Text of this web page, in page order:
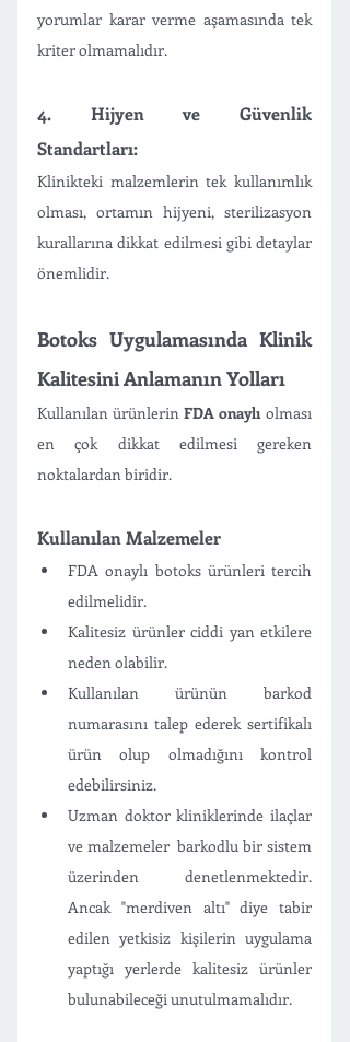
yorumlar karar verme aşamasında tek
kriter olmamalıdır.
4. Hijyen ve Güvenlik
Standartları:
Klinikteki malzemlerin tek kullanımlık
olması, ortamın hijyeni, sterilizasyon
kurallarına dikkat edilmesi gibi detaylar
önemlidir.
Botoks Uygulamasında Klinik
Kalitesini Anlamanın Yolları
Kullanılan ürünlerin FDA onaylı olması
en çok dikkat edilmesi gereken
noktalardan biridir.
Kullanılan Malzemeler
FDA onaylı botoks ürünleri tercih
edilmelidir.
Kalitesiz ürünler ciddi yan etkilere
neden olabilir.
Kullanılan ürünün barkod
numarasını talep ederek sertifikalı
ürün olup olmadığını kontrol
edebilirsiniz.
Uzman doktor kliniklerinde ilaçlar
ve malzemeler  barkodlu bir sistem
üzerinden denetlenmektedir.
Ancak "merdiven altı" diye tabir
edilen yetkisiz kişilerin uygulama
yaptığı yerlerde kalitesiz ürünler
bulunabileceği unutulmamalıdır.